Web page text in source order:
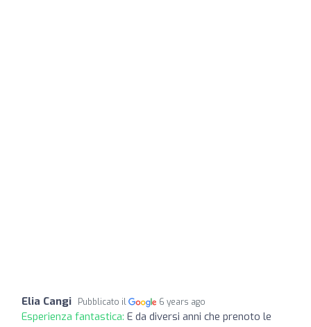
Elia Cangi Pubblicato il 6 years ago
Esperienza fantastica: E da diversi anni che prenoto le